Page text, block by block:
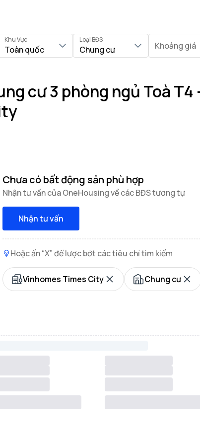
Khu Vực
Toàn quốc
Loại BĐS
Chung cư Khoảng giá
cư 3 phòng ngủ Toà
Chưa có bất động sản phù hợp
Nhận tư vấn của OneHousing về các BĐS tương tự
Nhận tư vấn
Hoặc ấn “X” để lược bớt các tiêu chí tìm kiếm
Vinhomes Times City Chung cư